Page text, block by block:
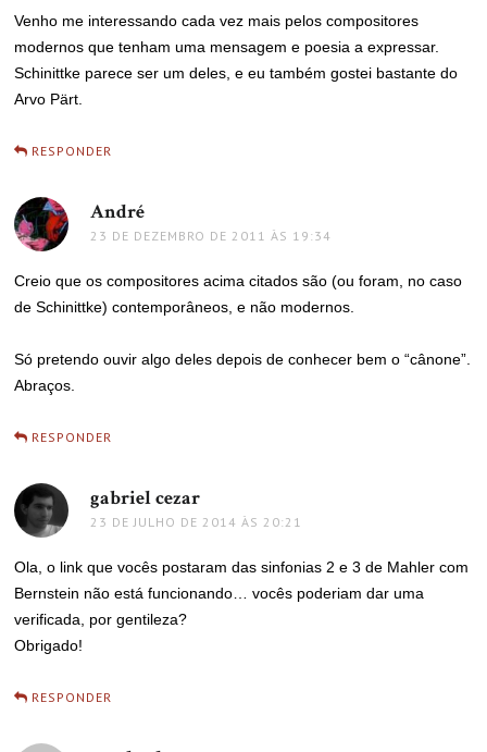
Venho me interessando cada vez mais pelos compositores
modernos que tenham uma mensagem e poesia a expressar.
Schinittke parece ser um deles, e eu também gostei bastante do
Arvo Pärt.
RESPONDER
André
23 DE DEZEMBRO DE 2011 ÀS 19:34
Creio que os compositores acima citados são (ou foram, no caso
de Schinittke) contemporâneos, e não modernos.
Só pretendo ouvir algo deles depois de conhecer bem o “cânone”.
Abraços.
RESPONDER
gabriel cezar
23 DE JULHO DE 2014 ÀS 20:21
Ola, o link que vocês postaram das sinfonias 2 e 3 de Mahler com
Bernstein não está funcionando… vocês poderiam dar uma
verificada, por gentileza?
Obrigado!
RESPONDER